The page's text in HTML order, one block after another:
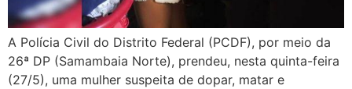
A Polícia Civil do Distrito Federal (PCDF), por meio da
26ª DP (Samambaia Norte), prendeu, nesta quinta-feira
(27/5), uma mulher suspeita de dopar, matar e